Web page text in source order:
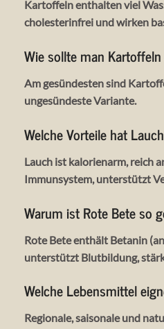
Kartoffeln enthalten viel
cholesterinfrei und wirken
Wie sollte man
Am gesündesten sind
ungesündeste Variante.
Welche Vorteile hat
Lauch ist kalorienarm, reich
Immunsystem, unterstützt
Warum ist Rote Bete so
Rote Bete enthält Betanin
unterstützt Blutbildung,
Welche Lebensmittel
Regionale, saisonale und